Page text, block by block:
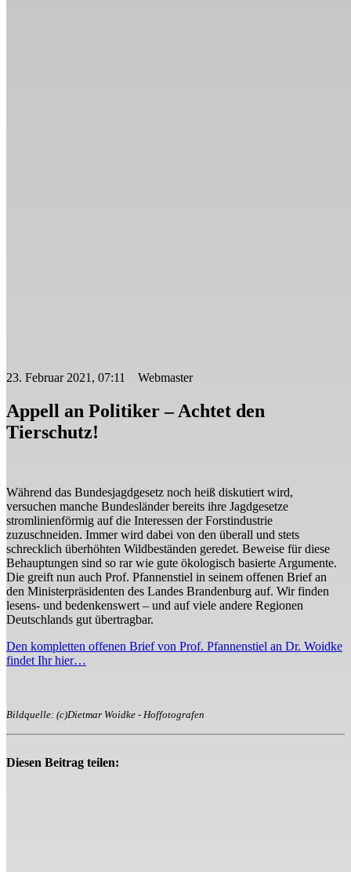
23. Februar 2021, 07:11 Webmaster
Appell an Politiker – Achtet den
Tierschutz!
Während das Bundesjagdgesetz noch heiß diskutiert wird,
versuchen manche Bundesländer bereits ihre Jagdgesetze
stromlinienförmig auf die Interessen der Forstindustrie
zuzuschneiden. Immer wird dabei von den überall und stets
schrecklich überhöhten Wildbeständen geredet. Beweise für diese
Behauptungen sind so rar wie gute ökologisch basierte Argumente.
Die greift nun auch Prof. Pfannenstiel in seinem offenen Brief an
den Ministerpräsidenten des Landes Brandenburg auf. Wir finden
lesens- und bedenkenswert – und auf viele andere Regionen
Deutschlands gut übertragbar.
Den kompletten offenen Brief von Prof. Pfannenstiel an Dr. Woidke
findet Ihr hier…
Bildquelle: (c)Dietmar Woidke - Hoffotografen
Diesen Beitrag teilen: